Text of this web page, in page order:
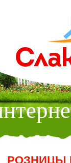
РОЗНИЦЫ